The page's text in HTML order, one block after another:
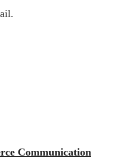
Communication